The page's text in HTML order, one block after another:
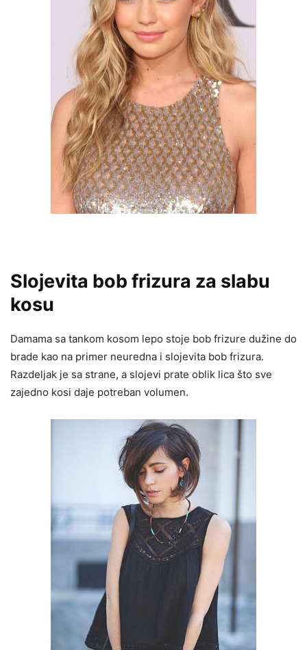
Slojevita bob frizura za slabu
kosu
Damama sa tankom kosom lepo stoje bob frizure dužine do
brade kao na primer neuredna i slojevita bob frizura.
Razdeljak je sa strane, a slojevi prate oblik lica što sve
zajedno kosi daje potreban volumen.